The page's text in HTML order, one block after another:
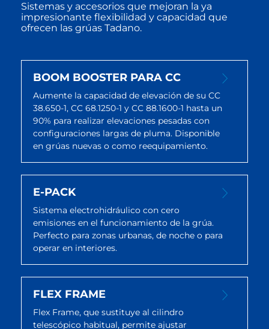
Sistemas y accesorios que mejoran la ya
impresionante flexibilidad y capacidad que
ofrecen las grúas Tadano.
BOOM BOOSTER PARA CC
Aumente la capacidad de elevación de su CC
38.650-1, CC 68.1250-1 y CC 88.1600-1 hasta un
90% para realizar elevaciones pesadas con
configuraciones largas de pluma. Disponible
en grúas nuevas o como reequipamiento.
E-PACK
Sistema electrohidráulico con cero
emisiones en el funcionamiento de la grúa.
Perfecto para zonas urbanas, de noche o para
operar en interiores.
FLEX FRAME
Flex Frame, que sustituye al cilindro
telescópico habitual, permite ajustar